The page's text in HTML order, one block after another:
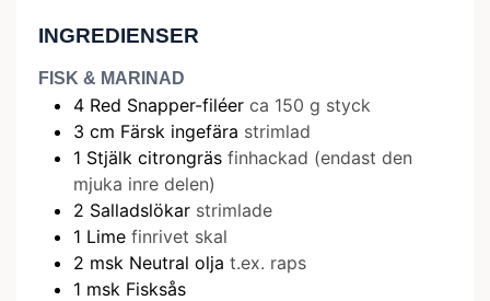
INGREDIENSER
FISK & MARINAD
4 Red Snapper-filéer ca 150 g styck
3 cm Färsk ingefära strimlad
1 Stjälk citrongräs finhackad (endast den
mjuka inre delen)
2 Salladslökar strimlade
1 Lime finrivet skal
2 msk Neutral olja t.ex. raps
1 msk Fisksås